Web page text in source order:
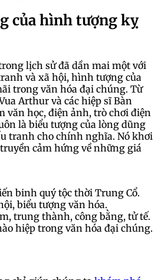
của hình tượng kỵ
lịch sử đã dần mai một với
và xã hội, hình tượng của
trong văn hóa đại chúng. Từ
Arthur và các hiệp sĩ Bàn
văn học, điện ảnh, trò chơi điện
là biểu tượng của lòng dũng
tranh cho chính nghĩa. Nó khơi
cảm hứng về những giá
binh quý tộc thời Trung Cổ.
biểu tượng văn hóa.
trung thành, công bằng, tử tế.
hiệp trong văn hóa đại chúng.